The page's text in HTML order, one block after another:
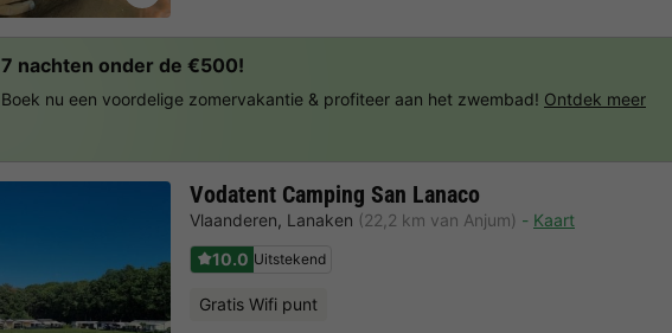
Vodatent Camping San Lanaco
Vlaanderen, Lanaken (22,2 km van Anjum)
Kaart
10.0 Uitstekend
Gratis Wifi punt
7 nachten onder de €500!
Boek nu een voordelige zomervakantie & profiteer aan het zwembad! Ontdek meer